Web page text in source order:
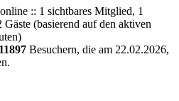
:: 1 sichtbares Mitglied, 1
(basierend auf den aktiven
11897 Besuchern, die am 22.02.2026,